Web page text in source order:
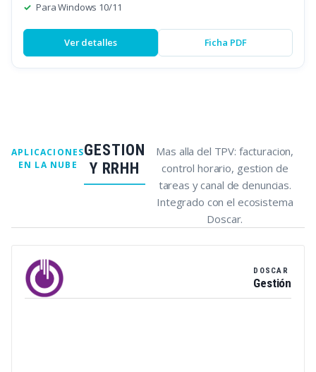
Para Windows 10/11
Ver detalles Ficha PDF
APLICACIONES
EN LA NUBE
GESTION
Y RRHH
Mas alla del TPV: facturacion,
control horario, gestion de
tareas y canal de denuncias.
Integrado con el ecosistema
Doscar.
DOSCAR
Gestión